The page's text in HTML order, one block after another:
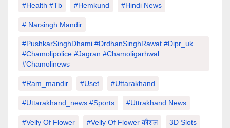
#Health #tb #hemkund #hindi News
# Narsingh Mandir
#PushkarSinghDhami #drdhanSinghRawat #dipr_uk
#chamolipolice #Jagran #chamoligarhwal
#chamolinews
#Ram_mandir #uset #uttarakhand
#Uttarakhand_news #sports #Uttrakhand News
#velly Of Flower #velly Of Flower कौशल 3D Slots